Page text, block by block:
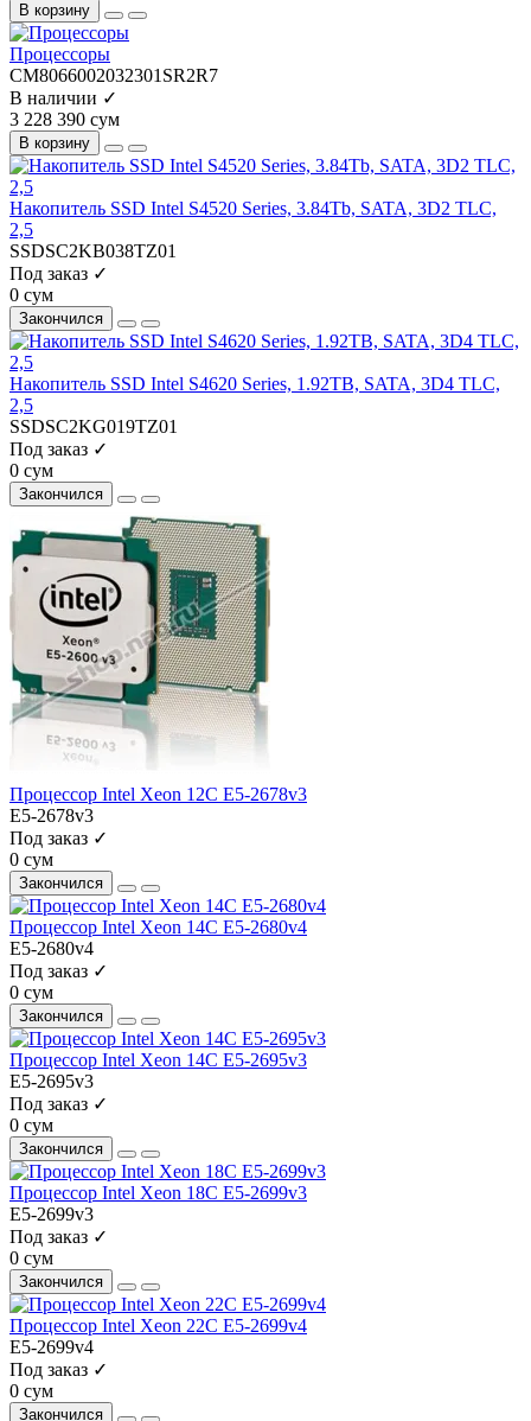
В корзину
Процессоры
CM8066002032301SR2R7
В наличии ✓
3 228 390 сум
В корзину
Накопитель SSD Intel S4520 Series, 3.84Tb, SATA, 3D2 TLC,
2,5
SSDSC2KB038TZ01
Под заказ ✓
0 сум
Закончился
Накопитель SSD Intel S4620 Series, 1.92TB, SATA, 3D4 TLC,
2,5
SSDSC2KG019TZ01
Под заказ ✓
0 сум
Закончился
Процессор Intel Xeon 12C E5-2678v3
E5-2678v3
Под заказ ✓
0 сум
Закончился
Процессор Intel Xeon 14C E5-2680v4
E5-2680v4
Под заказ ✓
0 сум
Закончился
Процессор Intel Xeon 14C E5-2695v3
E5-2695v3
Под заказ ✓
0 сум
Закончился
Процессор Intel Xeon 18C E5-2699v3
E5-2699v3
Под заказ ✓
0 сум
Закончился
Процессор Intel Xeon 22C E5-2699v4
E5-2699v4
Под заказ ✓
0 сум
Закончился